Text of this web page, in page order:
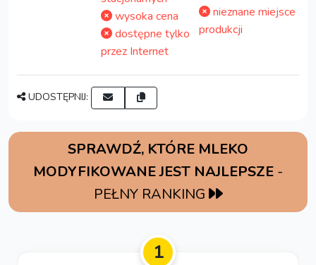
wysoka cena
dostępne tylko
przez Internet
nieznane miejsce
produkcji
UDOSTĘPNIJ:
SPRAWDŹ, KTÓRE MLEKO
MODYFIKOWANE JEST NAJLEPSZE -
PEŁNY RANKING
1